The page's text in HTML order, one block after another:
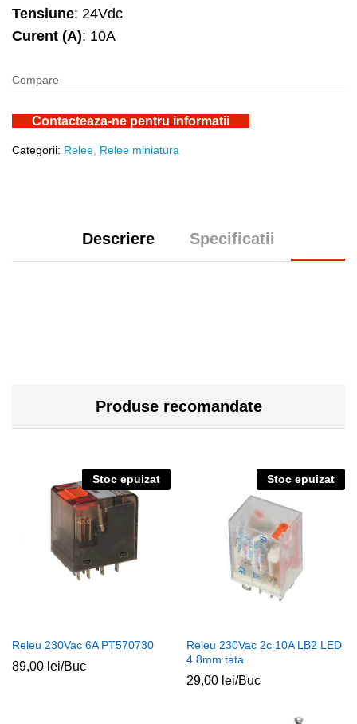
Tensiune: 24Vdc
Curent (A): 10A
Compare
Contacteaza-ne pentru informatii
Categorii: Relee Relee miniatura
Descriere Specificatii
Produse recomandate
Stoc epuizat
Releu 230Vac 6A PT570730
89,00 lei/Buc
Stoc epuizat
Releu 230Vac 2c 10A LB2 LED
4.8mm tata
29,00 lei/Buc